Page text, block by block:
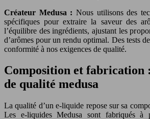
Créateur Medusa : Nous utilisons des
spécifiques pour extraire la saveur des
l’équilibre des ingrédients, ajustant les
d’arômes pour un rendu optimal. Des tests
conformité à nos exigences de qualité.
Composition et fabrication
de qualité medusa
La qualité d’un e-liquide repose sur sa
Les e-liquides Medusa sont fabriqués à